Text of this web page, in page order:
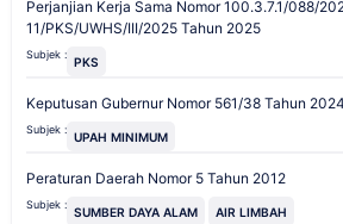
Perjanjian Kerja Sama Nomor 100.3.7.1/088/
11/PKS/UWHS/III/2025 Tahun 2025
Subjek : PKS
Keputusan Gubernur Nomor 561/38 Tahun 2024
Subjek : UPAH MINIMUM
Peraturan Daerah Nomor 5 Tahun 2012
Subjek : SUMBER DAYA ALAM AIR LIMBAH